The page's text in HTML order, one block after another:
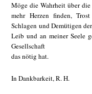
Möge die Wahrheit über
mehr Herzen finden,
Schlagen und Demütigen
Leib und an meiner Seele
Gesellschaft
das nötig hat.
In Dankbarkeit, R. H.